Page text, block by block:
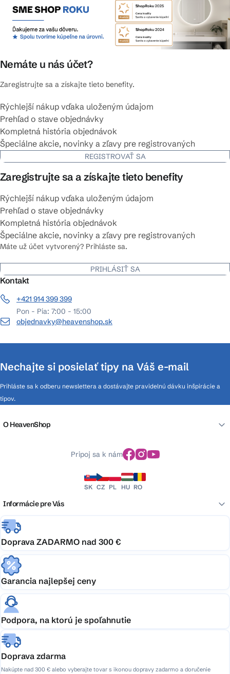
Nemáte u nás účet?
Zaregistrujte sa a získajte tieto benefity.
Rýchlejší nákup vďaka uloženým údajom
Prehľad o stave objednávky
Kompletná história objednávok
Špeciálne akcie, novinky a zľavy pre registrovaných
REGISTROVAŤ SA
Zaregistrujte sa a získajte tieto benefity
Rýchlejší nákup vďaka uloženým údajom
Prehľad o stave objednávky
Kompletná história objednávok
Špeciálne akcie, novinky a zľavy pre registrovaných
Máte už účet vytvorený? Prihláste sa.
PRIHLÁSIŤ SA
Kontakt
+421 914 399 399
Pon - Pia: 7:00 - 15:00
objednavky@heavenshop.sk
Nechajte si posielať tipy na Váš e-mail
Prihláste sa k odberu newslettera a dostávajte pravidelnú dávku inšpirácie a
tipov.
O HeavenShop
Pripoj sa k nám
SK CZ PL HU RO
Informácie pre Vás
Doprava ZADARMO nad 300 €
Garancia najlepšej ceny
Podpora, na ktorú je spoľahnutie
Doprava zdarma
Nakúpte nad 300 € alebo vyberajte tovar s ikonou dopravy zadarmo a doručenie